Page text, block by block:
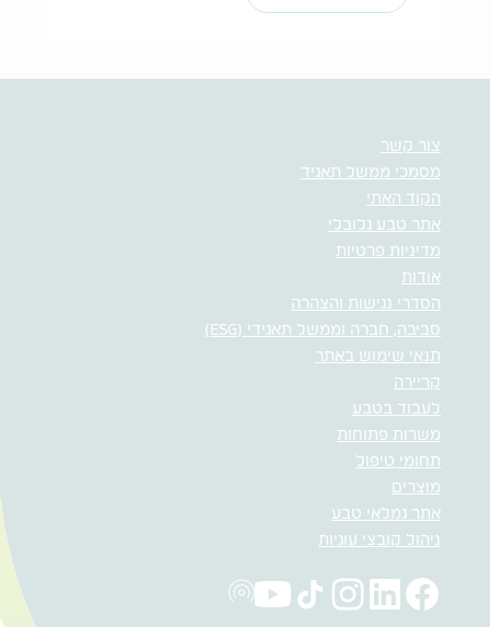
צור קשר
מסמכי ממשל תאגיד
הקוד האתי
אתר טבע גלובלי
מדיניות פרטיות
אודות
הסדרי נגישות והצהרה
סביבה, חברה וממשל תאגידי (ESG)
תנאי שימוש באתר
קריירה
לעבוד בטבע
משרות פתוחות
תחומי טיפול
מוצרים
אתר גמלאי טבע
ניהול קובצי עוגיות